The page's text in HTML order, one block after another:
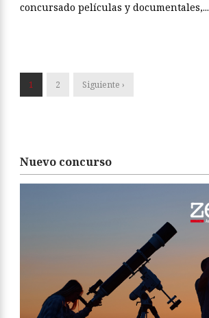
concursado películas y documentales,...
1 2 Siguiente ›
Nuevo concurso